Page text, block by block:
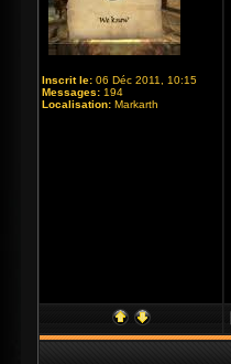
Inscrit le: 06 Déc 2011, 10:15
Messages: 194
Localisation: Markarth